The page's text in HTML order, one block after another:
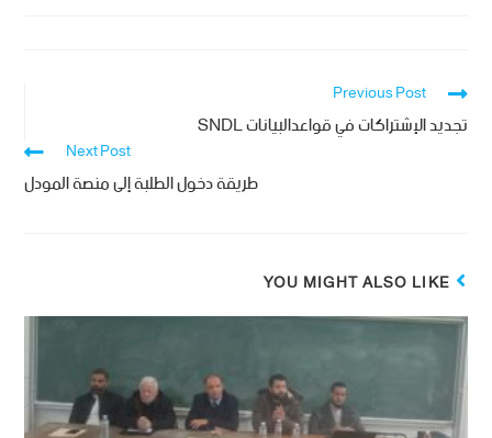
Previous Post
تجديد الإشتراكات في قواعدالبيانات SNDL
Next Post
طريقة دخول الطلبة إلى منصة المودل
YOU MIGHT ALSO LIKE